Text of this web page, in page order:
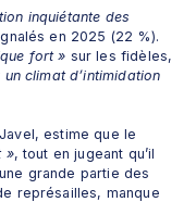
inquiétante des
en 2025 (22 %).
fort » sur les fidèles,
climat d’intimidation
estime que le
», tout en jugeant qu’il
grande partie des
représailles, manque